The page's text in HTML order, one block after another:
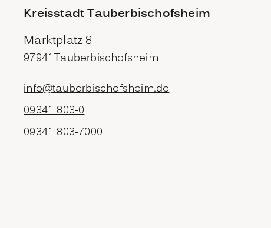
Kreisstadt Tauberbischofsheim
Marktplatz 8
97941Tauberbischofsheim
info@tauberbischofsheim.de
09341 803-0
09341 803-7000